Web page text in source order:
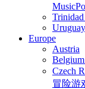
Uruguay
Europe
Austria
Belgium
Czech
冒险游